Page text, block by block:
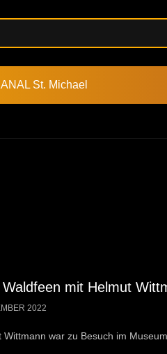
St. Michael
mit Helmut
2022
war zu Besuch im